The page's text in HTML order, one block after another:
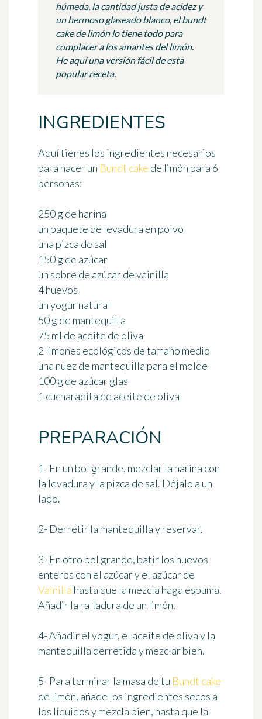
húmeda, la cantidad justa de acidez y
un hermoso glaseado blanco, el bundt
cake de limón lo tiene todo para
complacer a los amantes del limón.
He aquí una versión fácil de esta
popular receta.
INGREDIENTES
Aquí tienes los ingredientes necesarios
para hacer un Bundt cake de limón para 6
personas:
250 g de harina
un paquete de levadura en polvo
una pizca de sal
150 g de azúcar
un sobre de azúcar de vainilla
4 huevos
un yogur natural
50 g de mantequilla
75 ml de aceite de oliva
2 limones ecológicos de tamaño medio
una nuez de mantequilla para el molde
100 g de azúcar glas
1 cucharadita de aceite de oliva
PREPARACIÓN
1- En un bol grande, mezclar la harina con
la levadura y la pizca de sal. Déjalo a un
lado.
2- Derretir la mantequilla y reservar.
3- En otro bol grande, batir los huevos
enteros con el azúcar y el azúcar de
Vainilla hasta que la mezcla haga espuma.
Añadir la ralladura de un limón.
4- Añadir el yogur, el aceite de oliva y la
mantequilla derretida y mezclar bien.
5- Para terminar la masa de tu Bundt cake
de limón, añade los ingredientes secos a
los líquidos y mezcla bien, hasta que la